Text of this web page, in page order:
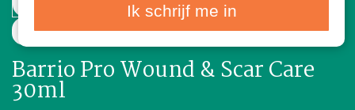
30ml
Barrio Pro Wound & Scar Care
30ml
Ik schrijf me in